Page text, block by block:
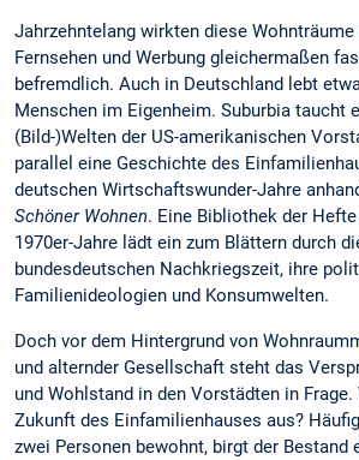
Jahrzehntelang wirkten diese
Fernsehen und Werbung gleichermaßen
befremdlich. Auch in Deutschland lebt
Menschen im Eigenheim. Suburbia taucht
(Bild-)Welten der US-amerikanischen
parallel eine Geschichte des
deutschen Wirtschaftswunder-Jahre
Schöner Wohnen. Eine Bibliothek der Hefte
1970er-Jahre lädt ein zum Blättern durch
bundesdeutschen Nachkriegszeit, ihre
Familienideologien und Konsumwelten.
Doch vor dem Hintergrund von
und alternder Gesellschaft steht das
und Wohlstand in den Vorstädten in
Zukunft des Einfamilienhauses aus?
zwei Personen bewohnt, birgt der Bestand